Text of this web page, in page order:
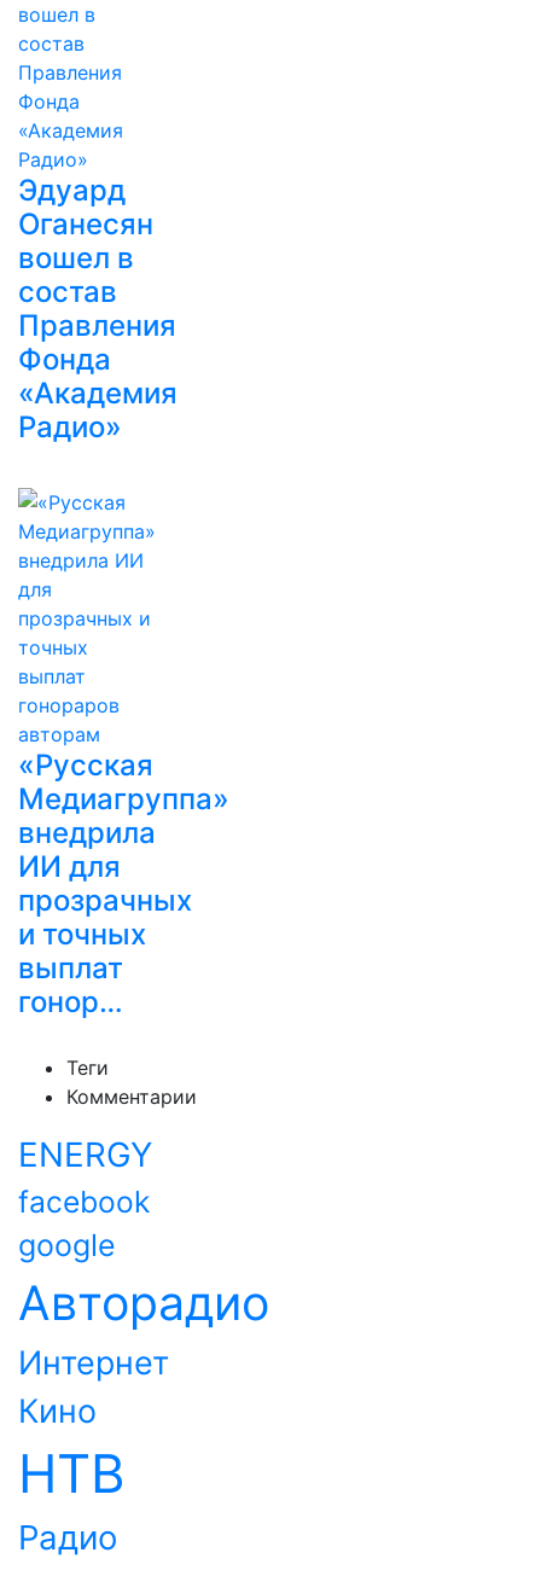
Эдуард
Оганесян
вошел в
состав
Правления
Фонда
«Академия
Радио»
«Русская
Медиагруппа»
внедрила
ИИ для
прозрачных
и точных
выплат
гонор…
Теги
Комментарии
ENERGY
facebook
google
Авторадио
Интернет
Кино
НТВ
Радио